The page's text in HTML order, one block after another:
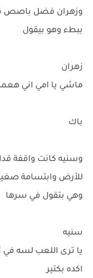
وزهران فضل باصص
ببطء وهو بيقول
زهران
ماشي يا امي اني
باك
وسنيه كانت واقفة
للأرض وابتسامة
وهي بتقول في سرها
سنيه
يا ترى اللعب لسه في
اكده بكتير